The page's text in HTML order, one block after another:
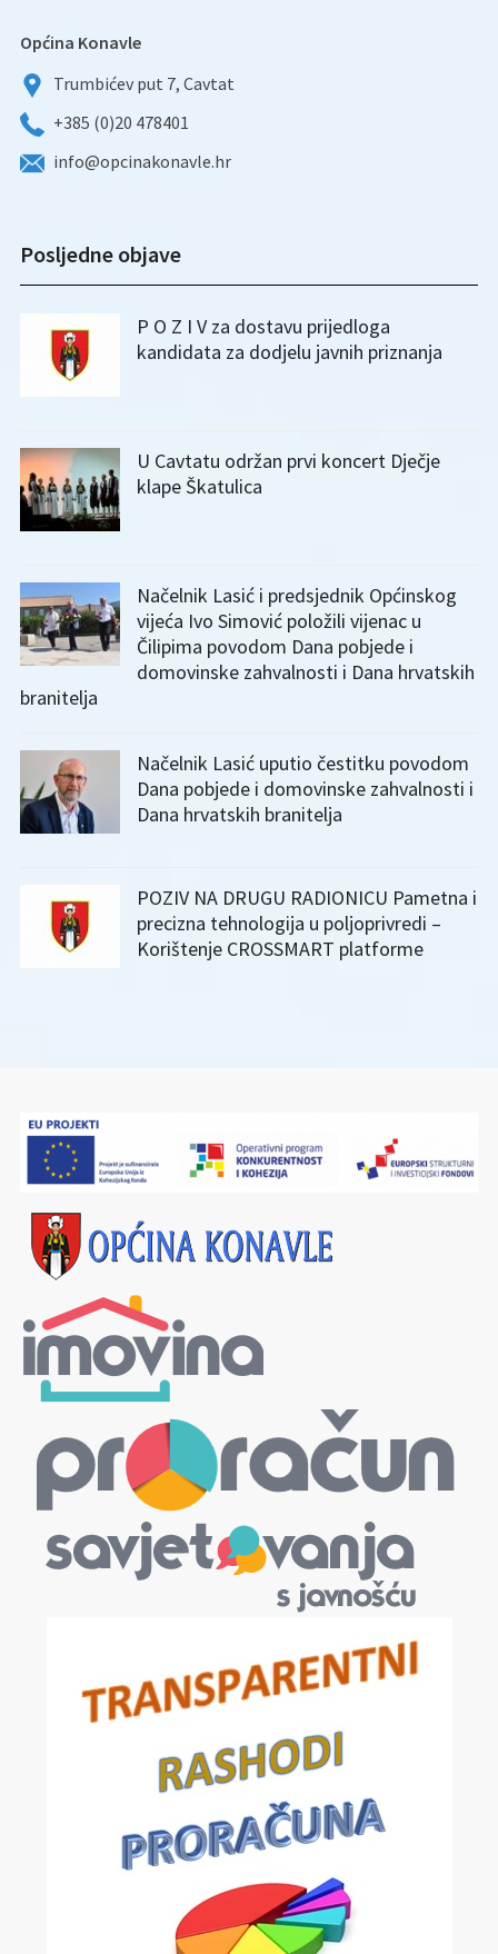
Općina Konavle
Trumbićev put 7, Cavtat
+385 (0)20 478401
info@opcinakonavle.hr
Posljedne objave
P O Z I V za dostavu prijedloga
kandidata za dodjelu javnih priznanja
U Cavtatu održan prvi koncert Dječje
klape Škatulica
Načelnik Lasić i predsjednik Općinskog
vijeća Ivo Simović položili vijenac u
Čilipima povodom Dana pobjede i
domovinske zahvalnosti i Dana hrvatskih
branitelja
Načelnik Lasić uputio čestitku povodom
Dana pobjede i domovinske zahvalnosti i
Dana hrvatskih branitelja
POZIV NA DRUGU RADIONICU Pametna i
precizna tehnologija u poljoprivredi –
Korištenje CROSSMART platforme